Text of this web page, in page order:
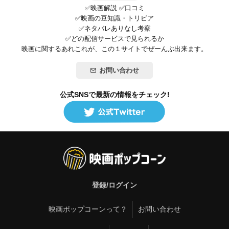
✅映画解説 ✅口コミ
✅映画の豆知識・トリビア
✅ネタバレありなし考察
✅どの配信サービスで見られるか
映画に関するあれこれが、この１サイトでぜーんぶ出来ます。
お問い合わせ
公式SNSで最新の情報をチェック!
登録/ログイン
映画ポップコーンって？ お問い合わせ